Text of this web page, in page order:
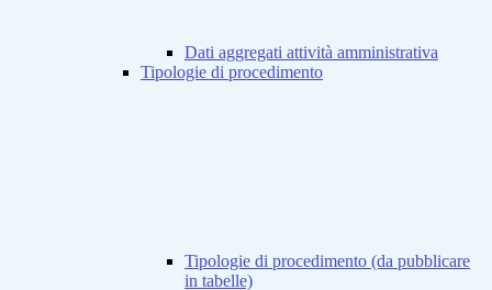
Dati aggregati attività amministrativa
Tipologie di procedimento
Tipologie di procedimento (da pubblicare
in tabelle)